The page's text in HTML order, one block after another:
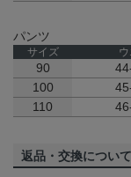
パンツ
サイズ
90
100
110
返品・交換について